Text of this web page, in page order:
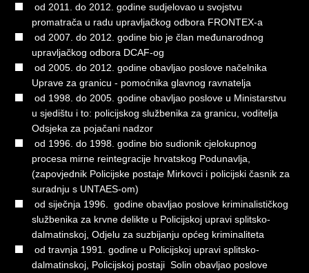
od 2011. do 2012. godine sudjelovao u svojstvu
promatrača u radu upravljačkog odbora FRONTEX-a
od 2007. do 2012. godine bio je član međunarodnog
upravljačkog odbora DCAF-og
od 2005. do 2012. godine obavljao poslove načelnika
Uprave za granicu - pomoćnika glavnog ravnatelja
od 1998. do 2005. godine obavljao poslove u Ministarstvu
u sjedištu i to: policijskog službenika za granicu, voditelja
Odsjeka za pojačani nadzor
od 1996. do 1998. godine bio sudionik cjelokupnog
procesa mirne reintegracije hrvatskog Podunavlja,
(zapovjednik Policijske postaje Mirkovci i policijski časnik za
suradnju s UNTAES-om)
od siječnja 1996. godine obavljao poslove kriminalističkog
službenika za krvne delikte u Policijskoj upravi splitsko-
dalmatinskoj, Odjelu za suzbijanju općeg kriminaliteta
od travnja 1991. godine u Policijskoj upravi splitsko-
dalmatinskoj, Policijskoj postaji Solin obavljao poslove